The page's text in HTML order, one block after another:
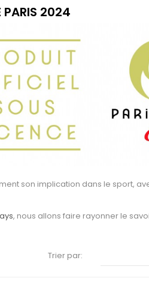
PARIS 2024
son implication dans le sport,
, nous allons faire rayonner le
Trier par: